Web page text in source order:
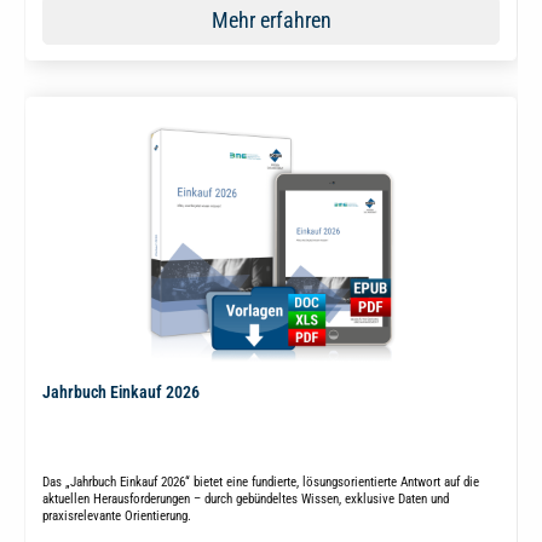
Mehr erfahren
Jahrbuch Einkauf 2026
Das „Jahrbuch Einkauf 2026“ bietet eine fundierte, lösungsorientierte Antwort auf die
aktuellen Herausforderungen – durch gebündeltes Wissen, exklusive Daten und
praxisrelevante Orientierung.